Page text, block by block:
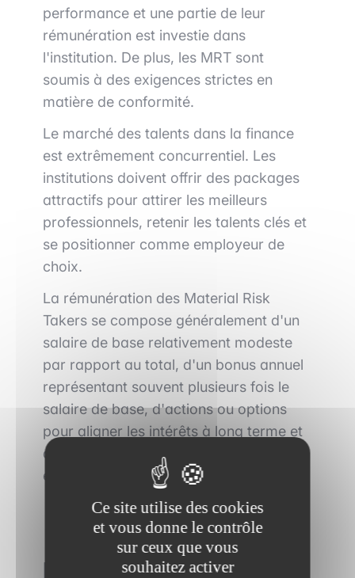
performance et une partie de leur
rémunération est investie dans
l'institution. De plus, les MRT sont
soumis à des exigences strictes en
matière de conformité.
Le marché des talents dans la finance
est extrêmement concurrentiel. Les
institutions doivent offrir des packages
attractifs pour attirer les meilleurs
professionnels, retenir les talents clés et
se positionner comme employeur de
choix.
La rémunération des Material Risk
Takers se compose généralement d'un
salaire de base relativement modeste
par rapport au total, d'un bonus annuel
représentant souvent plusieurs fois le
salaire de base, d'actions ou options
pour aligner les intérêts à long terme et
d'avantages divers (assurance, retraite,
etc.).
Régulation et évolutions
Ce site utilise des cookies
et vous donne le contrôle
sur ceux que vous
souhaitez activer